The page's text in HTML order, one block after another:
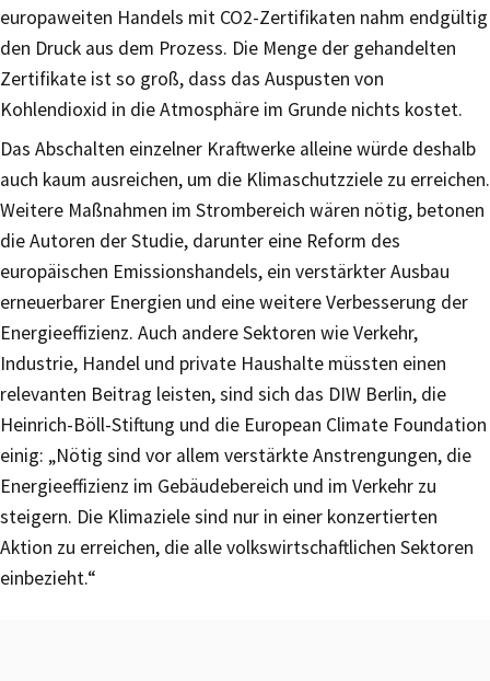
europaweiten Handels mit CO2-Zertifikaten nahm endgültig
den Druck aus dem Prozess. Die Menge der gehandelten
Zertifikate ist so groß, dass das Auspusten von
Kohlendioxid in die Atmosphäre im Grunde nichts kostet.
Das Abschalten einzelner Kraftwerke alleine würde deshalb
auch kaum ausreichen, um die Klimaschutzziele zu erreichen.
Weitere Maßnahmen im Strombereich wären nötig, betonen
die Autoren der Studie, darunter eine Reform des
europäischen Emissionshandels, ein verstärkter Ausbau
erneuerbarer Energien und eine weitere Verbesserung der
Energieeffizienz. Auch andere Sektoren wie Verkehr,
Industrie, Handel und private Haushalte müssten einen
relevanten Beitrag leisten, sind sich das DIW Berlin, die
Heinrich-Böll-Stiftung und die European Climate Foundation
einig: „Nötig sind vor allem verstärkte Anstrengungen, die
Energieeffizienz im Gebäudebereich und im Verkehr zu
steigern. Die Klimaziele sind nur in einer konzertierten
Aktion zu erreichen, die alle volkswirtschaftlichen Sektoren
einbezieht.“